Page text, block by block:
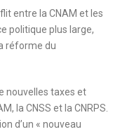
entre la CNAM et les
politique plus large,
réforme du
nouvelles taxes et
la CNSS et la CNRPS.
d’un « nouveau